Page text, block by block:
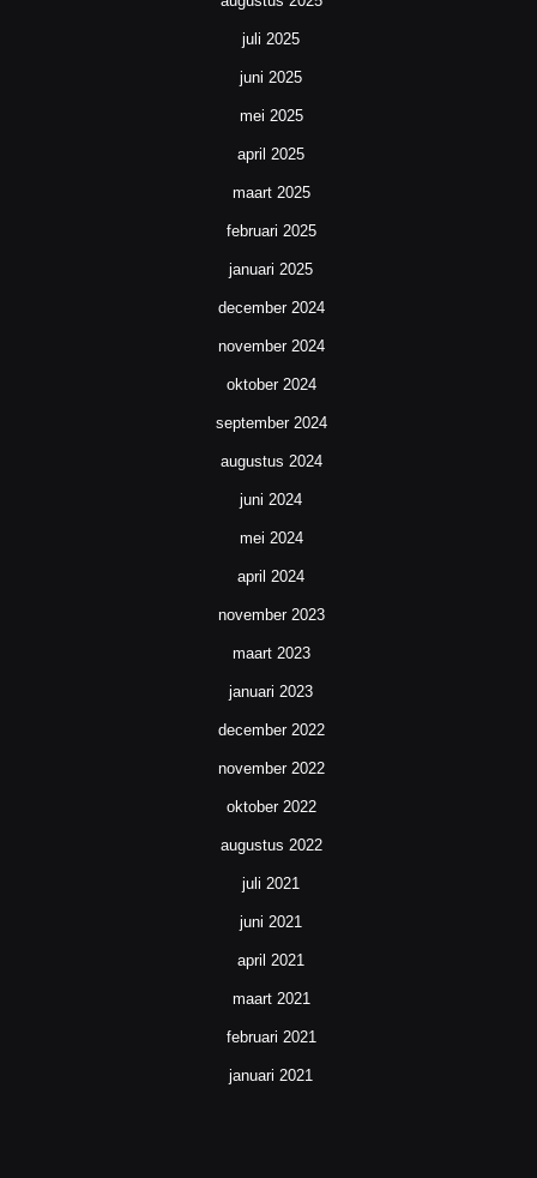
juli 2025
juni 2025
mei 2025
april 2025
maart 2025
februari 2025
januari 2025
december 2024
november 2024
oktober 2024
september 2024
augustus 2024
juni 2024
mei 2024
april 2024
november 2023
maart 2023
januari 2023
december 2022
november 2022
oktober 2022
augustus 2022
juli 2021
juni 2021
april 2021
maart 2021
februari 2021
januari 2021